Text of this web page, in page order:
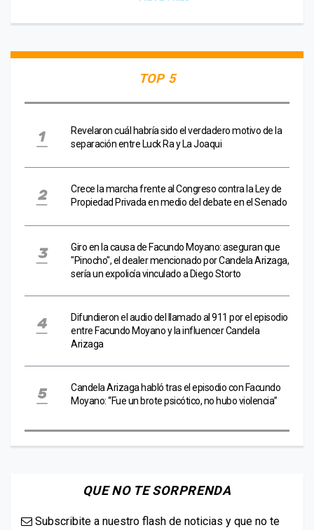
TOP 5
Revelaron cuál habría sido el verdadero motivo de la
separación entre Luck Ra y La Joaqui
Crece la marcha frente al Congreso contra la Ley de
Propiedad Privada en medio del debate en el Senado
Giro en la causa de Facundo Moyano: aseguran que
"Pinocho", el dealer mencionado por Candela Arizaga,
sería un expolicía vinculado a Diego Storto
Difundieron el audio del llamado al 911 por el episodio
entre Facundo Moyano y la influencer Candela
Arizaga
Candela Arizaga habló tras el episodio con Facundo
Moyano: “Fue un brote psicótico, no hubo violencia”
QUE NO TE SORPRENDA
Subscribite a nuestro flash de noticias y que no te